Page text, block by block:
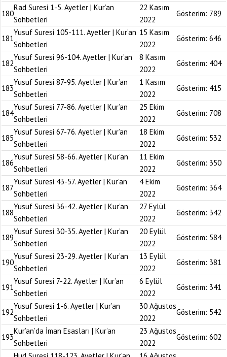
180
Rad Suresi 1-5. Ayetler | Kur’an
Sohbetleri
22 Kasım
2022
Gösterim: 789
181
Yusuf Suresi 105-111. Ayetler | Kur’an
Sohbetleri
15 Kasım
2022
Gösterim: 646
182
Yusuf Suresi 96-104. Ayetler | Kur’an
Sohbetleri
8 Kasım
2022
Gösterim: 404
183
Yusuf Suresi 87-95. Ayetler | Kur’an
Sohbetleri
1 Kasım
2022
Gösterim: 415
184
Yusuf Suresi 77-86. Ayetler | Kur’an
Sohbetleri
25 Ekim
2022
Gösterim: 708
185
Yusuf Suresi 67-76. Ayetler | Kur’an
Sohbetleri
18 Ekim
2022
Gösterim: 532
186
Yusuf Suresi 58-66. Ayetler | Kur’an
Sohbetleri
11 Ekim
2022
Gösterim: 350
187
Yusuf Suresi 43-57. Ayetler | Kur’an
Sohbetleri
4 Ekim
2022
Gösterim: 364
188
Yusuf Suresi 36-42. Ayetler | Kur’an
Sohbetleri
27 Eylül
2022
Gösterim: 342
189
Yusuf Suresi 30-35. Ayetler | Kur’an
Sohbetleri
20 Eylül
2022
Gösterim: 584
190
Yusuf Suresi 23-29. Ayetler | Kur’an
Sohbetleri
13 Eylül
2022
Gösterim: 381
191
Yusuf Suresi 7-22. Ayetler | Kur’an
Sohbetleri
6 Eylül
2022
Gösterim: 341
192
Yusuf Suresi 1-6. Ayetler | Kur’an
Sohbetleri
30 Ağustos
2022
Gösterim: 542
193
Kur’an’da İman Esasları | Kur’an
Sohbetleri
23 Ağustos
2022
Gösterim: 602